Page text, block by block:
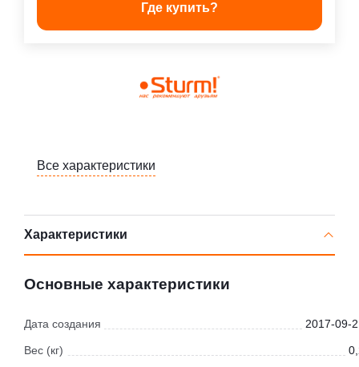
Где купить?
Все характеристики
Характеристики
Основные характеристики
Дата создания 2017-09-
Вес (кг)